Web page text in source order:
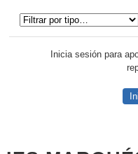
Inicia sesión para